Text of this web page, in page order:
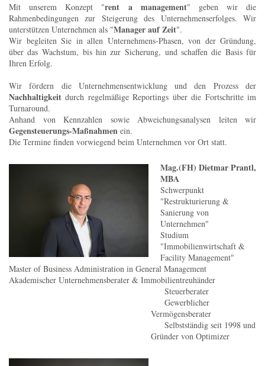
Mit unserem Konzept "rent a management" geben wir die
Rahmenbedingungen zur Steigerung des Unternehmenserfolges. Wir
unterstützen Unternehmen als "Manager auf Zeit".
Wir begleiten Sie in allen Unternehmens-Phasen, von der Gründung,
über das Wachstum, bis hin zur Sicherung, und schaffen die Basis für
Ihren Erfolg.
Wir fördern die Unternehmensentwicklung und den Prozess der
Nachhaltigkeit durch regelmäßige Reportings über die Fortschritte im
Turnaround.
Anhand von Kennzahlen sowie Abweichungsanalysen leiten wir
Gegensteuerungs-Maßnahmen ein.
Die Termine finden vorwiegend beim Unternehmen vor Ort statt.
Mag.(FH) Dietmar Prantl,
MBA
Schwerpunkt
"Restrukturierung &
Sanierung von
Unternehmen"
Studium
"Immobilienwirtschaft &
Facility Management"
Master of Business Administration in General Management
Akademischer Unternehmensberater & Immobilientreuhänder
Steuerberater
Gewerblicher
Vermögensberater
Selbstständig seit 1998 und
Gründer von Optimizer